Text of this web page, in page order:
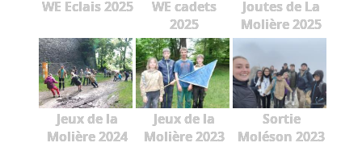
WE Eclais 2025
WE cadets
2025
Joutes de La
Molière 2025
Jeux de la
Molière 2024
Jeux de la
Molière 2023
Sortie
Moléson 2023